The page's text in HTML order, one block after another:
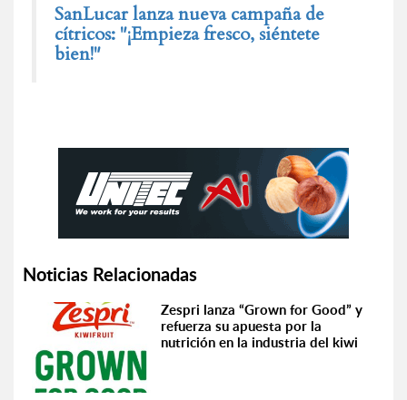
SanLucar lanza nueva campaña de
cítricos: "¡Empieza fresco, siéntete
bien!"
Noticias Relacionadas
Zespri lanza “Grown for Good” y
refuerza su apuesta por la
nutrición en la industria del kiwi